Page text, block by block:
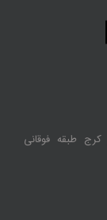
طبقه فوقانی